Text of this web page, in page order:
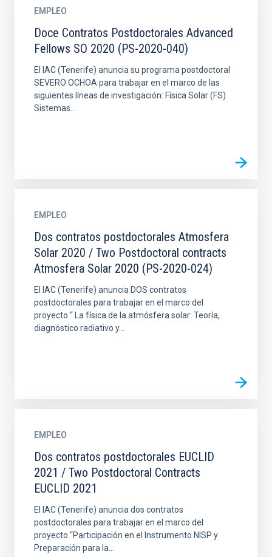
EMPLEO
Doce Contratos Postdoctorales Advanced
Fellows SO 2020 (PS-2020-040)
El IAC (Tenerife) anuncia su programa postdoctoral
SEVERO OCHOA para trabajar en el marco de las
siguientes líneas de investigación: Física Solar (FS)
Sistemas...
EMPLEO
Dos contratos postdoctorales Atmosfera
Solar 2020 / Two Postdoctoral contracts
Atmosfera Solar 2020 (PS-2020-024)
El IAC (Tenerife) anuncia DOS contratos
postdoctorales para trabajar en el marco del
proyecto “ La física de la atmósfera solar: Teoría,
diagnóstico radiativo y...
EMPLEO
Dos contratos postdoctorales EUCLID
2021 / Two Postdoctoral Contracts
EUCLID 2021
El IAC (Tenerife) anuncia dos contratos
postdoctorales para trabajar en el marco del
proyecto “Participación en el Instrumento NISP y
Preparación para la...